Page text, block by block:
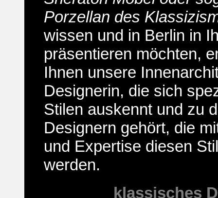
Porzellan des
wissen und in Berlin in
präsentieren möchten,
Ihnen unsere
Designerin, die sich
Stilen auskennt und zu
Designern gehört, die
und Expertise diesen
werden.
klassisches